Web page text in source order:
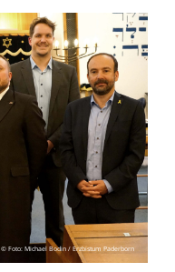
© Foto: Michael Bodin / Erzbistum Paderborn